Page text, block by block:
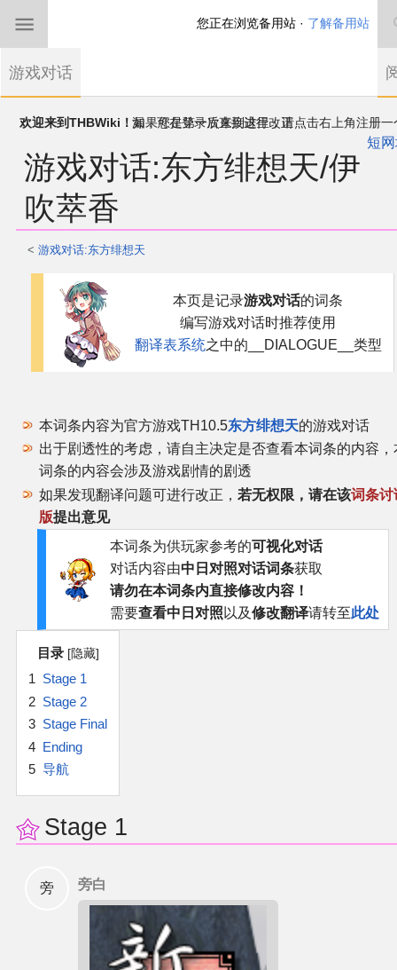
欢迎来到THBWiki！如果您是第一次来到这里，请点击右上角注册一
THBWiki以专业性和准确性为目标，如果你发现了任何确定的错误或
漏，可在登录后直接进行改正
短
游戏对话:东方绯想天/伊
吹萃香
<游戏对话:东方绯想天
本页是记录游戏对话的词条
编写游戏对话时推荐使用
翻译表系统之中的__DIALOGUE__类型
本词条内容为官方游戏TH10.5东方绯想天的游戏对话
出于剧透性的考虑，请自主决定是否查看本词条的内容，
词条的内容会涉及游戏剧情的剧透
如果发现翻译问题可进行改正， 若无权限，请在该词条讨
版提出意见
本词条为供玩家参考的可视化对话
对话内容由中日对照对话词条获取
请勿在本词条内直接修改内容！
需要查看中日对照以及修改翻译请转至此处
目录
1 Stage 1
2 Stage 2
3 Stage Final
4 Ending
5 导航
Stage 1
旁 旁白
您正在浏览备用站 · 了解备用站
游戏对话
首页
东方Project
东方同人规约
近期新闻
加入我们
官方游戏
官方音乐
官方角色
公式资料
游戏攻略
东方相关活动
二次创作与活动
展会及活动导航